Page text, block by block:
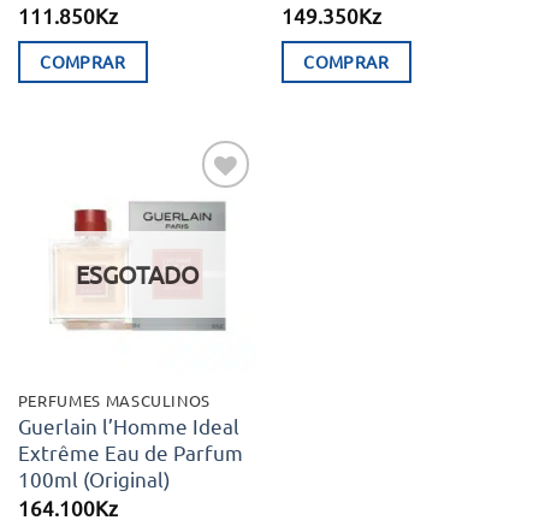
111.850Kz
COMPRAR
149.350Kz
COMPRAR
Adicionar
aos meus
desejos
ESGOTADO
PERFUMES MASCULINOS
Guerlain l’Homme Ideal
Extrême Eau de Parfum
100ml (Original)
164.100Kz